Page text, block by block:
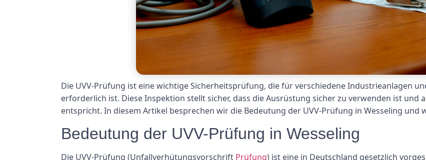
Die UVV-Prüfung ist eine wichtige Sicherheitsprüfung, die für verschiedene Industrieanlagen
erforderlich ist. Diese Inspektion stellt sicher, dass die Ausrüstung sicher zu verwenden ist und
entspricht. In diesem Artikel besprechen wir die Bedeutung der UVV-Prüfung in Wesseling und
Bedeutung der UVV-Prüfung in Wesseling
Die UVV-Prüfung (Unfallverhütungsvorschrift Prüfung) ist eine in Deutschland gesetzlich